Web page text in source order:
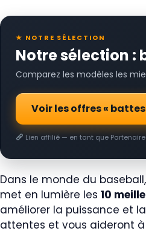
★ NOTRE SÉLECTION
Notre sélection :
Comparez les modèles les
Voir les offres «
Lien affilié — en tant que
Dans le monde du
met en lumière les 10
améliorer la puissance et
attentes et vous aideront